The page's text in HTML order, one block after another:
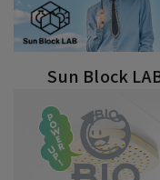
Sun Block